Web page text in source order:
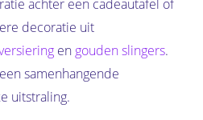
achter een cadeautafel of
decoratie uit
en gouden slingers.
samenhangende
uitstraling.